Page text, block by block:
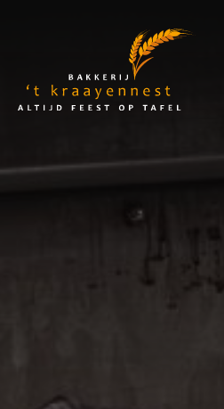
Kraayennest